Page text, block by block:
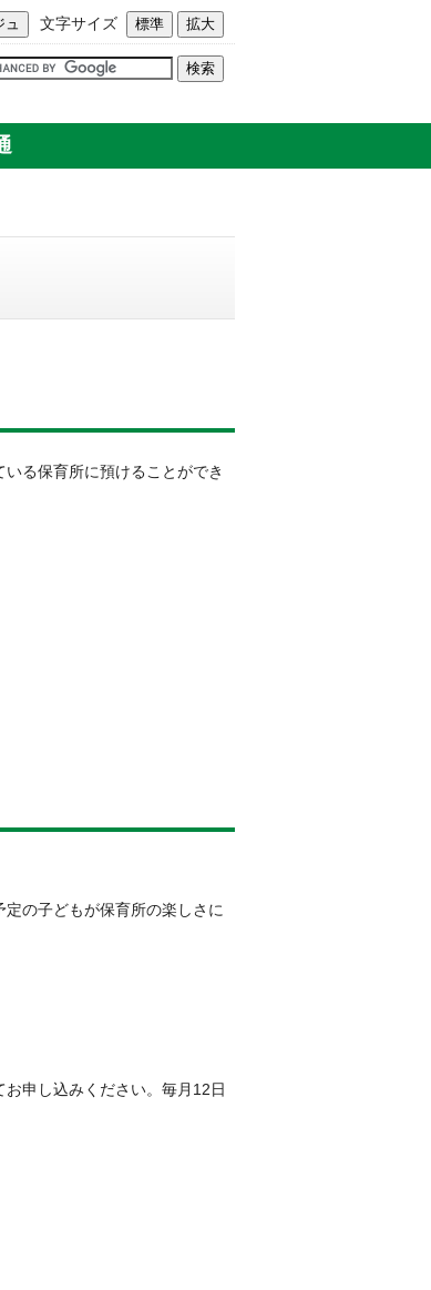
文字サイズ
る保育所に預けることができ
の子どもが保育所の楽しさに
申し込みください。毎月12日